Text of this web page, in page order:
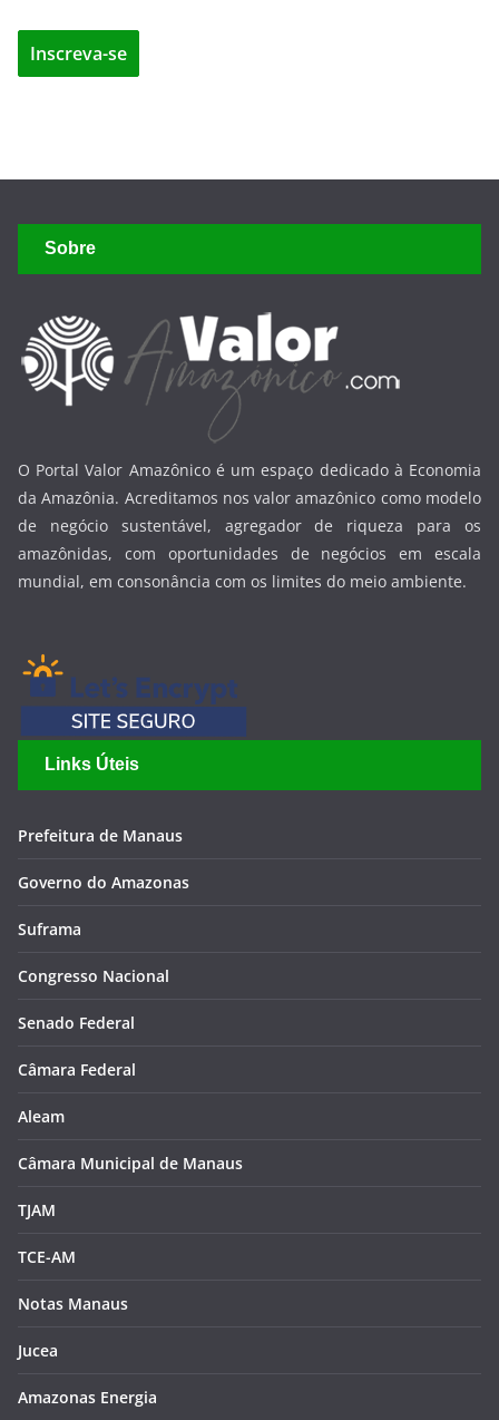
Sobre
O Portal Valor Amazônico é um espaço dedicado à Economia
da Amazônia. Acreditamos nos valor amazônico como modelo
de negócio sustentável, agregador de riqueza para os
amazônidas, com oportunidades de negócios em escala
mundial, em consonância com os limites do meio ambiente.
Links Úteis
Prefeitura de Manaus
Governo do Amazonas
Suframa
Congresso Nacional
Senado Federal
Câmara Federal
Aleam
Câmara Municipal de Manaus
TJAM
TCE-AM
Notas Manaus
Jucea
Amazonas Energia